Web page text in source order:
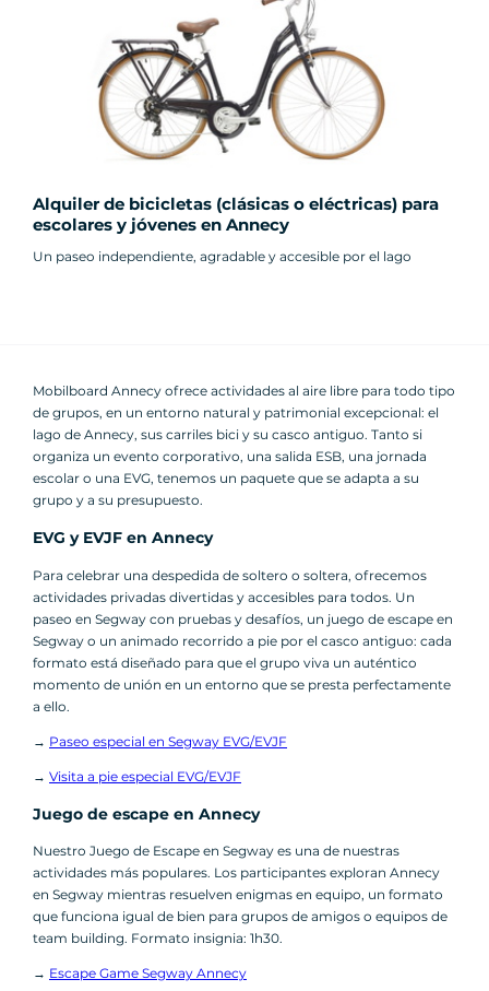
Alquiler de bicicletas (clásicas o eléctricas) para
escolares y jóvenes en Annecy
Un paseo independiente, agradable y accesible por el lago
Mobilboard Annecy ofrece actividades al aire libre para todo tipo
de grupos, en un entorno natural y patrimonial excepcional: el
lago de Annecy, sus carriles bici y su casco antiguo. Tanto si
organiza un evento corporativo, una salida ESB, una jornada
escolar o una EVG, tenemos un paquete que se adapta a su
grupo y a su presupuesto.
EVG y EVJF en Annecy
Para celebrar una despedida de soltero o soltera, ofrecemos
actividades privadas divertidas y accesibles para todos. Un
paseo en Segway con pruebas y desafíos, un juego de escape en
Segway o un animado recorrido a pie por el casco antiguo: cada
formato está diseñado para que el grupo viva un auténtico
momento de unión en un entorno que se presta perfectamente
a ello.
→ Paseo especial en Segway EVG/EVJF
→ Visita a pie especial EVG/EVJF
Juego de escape en Annecy
Nuestro Juego de Escape en Segway es una de nuestras
actividades más populares. Los participantes exploran Annecy
en Segway mientras resuelven enigmas en equipo, un formato
que funciona igual de bien para grupos de amigos o equipos de
team building. Formato insignia: 1h30.
→ Escape Game Segway Annecy